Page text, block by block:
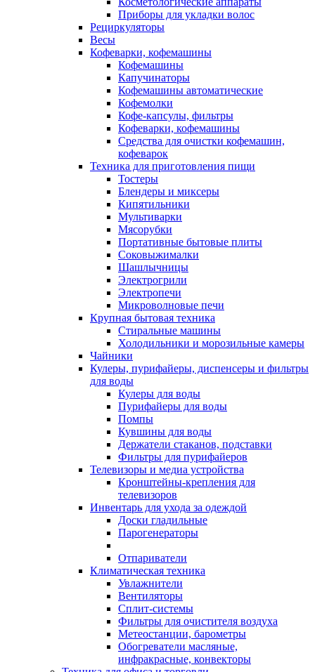
Приборы для укладки волос
Рециркуляторы
Весы
Кофеварки, кофемашины
Кофемашины
Капучинаторы
Кофемашины автоматические
Кофемолки
Кофе-капсулы, фильтры
Кофеварки, кофемашины
Средства для очистки кофемашин,
кофеварок
Техника для приготовления пищи
Тостеры
Блендеры и миксеры
Кипятильники
Мультиварки
Мясорубки
Портативные бытовые плиты
Соковыжималки
Шашлычницы
Электрогрили
Электропечи
Микроволновые печи
Крупная бытовая техника
Стиральные машины
Холодильники и морозильные камеры
Чайники
Кулеры, пурифайеры, диспенсеры и фильтры
для воды
Кулеры для воды
Пурифайеры для воды
Помпы
Кувшины для воды
Держатели стаканов, подставки
Фильтры для пурифайеров
Телевизоры и медиа устройства
Кронштейны-крепления для
телевизоров
Инвентарь для ухода за одеждой
Доски гладильные
Парогенераторы
Отпариватели
Климатическая техника
Увлажнители
Вентиляторы
Сплит-системы
Фильтры для очистителя воздуха
Метеостанции, барометры
Обогреватели масляные,
инфракрасные, конвекторы